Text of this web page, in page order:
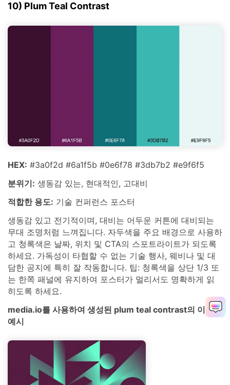
10) Plum Teal Contrast
HEX: #3a0f2d #6a1f5b #0e6f78 #3db7b2 #e9f6f5
분위기: 생동감 있는, 현대적인, 고대비
적합한 용도: 기술 컨퍼런스 포스터
생동감 있고 전기적이며, 대비는 어두운 커튼에 대비되는
무대 조명처럼 느껴집니다. 자두색을 주요 배경으로 사용하
고 청록색은 날짜, 위치 및 CTA의 스포트라이트가 되도록
하세요. 가독성이 타협할 수 없는 기술 행사, 웨비나 및 대
담한 공지에 특히 잘 작동합니다. 팁: 청록색을 상단 1/3 또
는 한쪽 패널에 유지하여 포스터가 멀리서도 명확하게 읽
히도록 하세요.
media.io를 사용하여 생성된 plum teal contrast의 이미지
예시